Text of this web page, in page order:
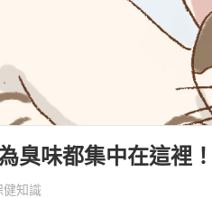
臭味都集中在這裡！
健知識